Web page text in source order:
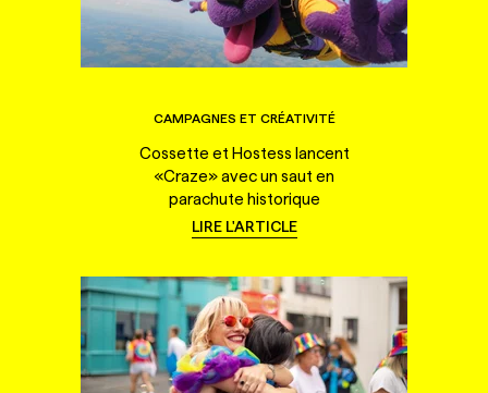
CAMPAGNES ET CRÉATIVITÉ
Cossette et Hostess lancent
«Craze» avec un saut en
parachute historique
LIRE L'ARTICLE